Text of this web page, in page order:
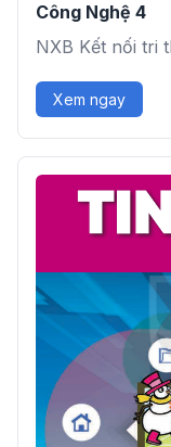
Công Nghệ 4
NXB Kết nối tri
Xem ngay